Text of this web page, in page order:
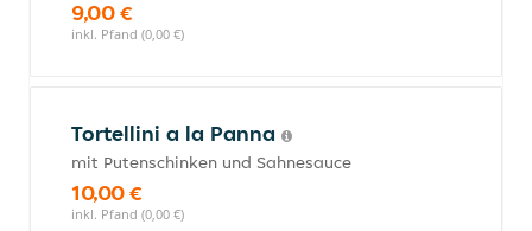
9,00 €
inkl. Pfand (0,00 €)
Tortellini a la Panna
mit Putenschinken und Sahnesauce
10,00 €
inkl. Pfand (0,00 €)